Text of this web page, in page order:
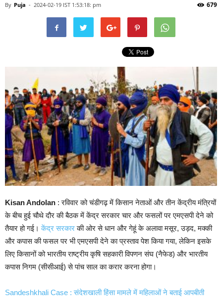
By Puja - 2024-02-19 IST 1:53:18: pm 679
Kisan Andolan : रविवार को चंडीगढ़ में किसान नेताओं और तीन केंद्रीय मंत्रियों
के बीच हुई चौथे दौर की बैठक में केंद्र सरकार चार और फसलों पर एमएसपी देने को
तैयार हो गई।केंद्र सरकारकी ओर से धान और गेहूं के अलावा मसूर, उड़द, मक्की
और कपास की फसल पर भी एमएसपी देने का प्रस्ताव पेश किया गया, लेकिन इसके
लिए किसानों को भारतीय राष्ट्रीय कृषि सहकारी विपणन संघ (नैफेड) और भारतीय
कपास निगम (सीसीआई) से पांच साल का करार करना होगा।
Sandeshkhali Case : संदेशखाली हिंसा मामले में महिलाओं ने बताई आपबीती